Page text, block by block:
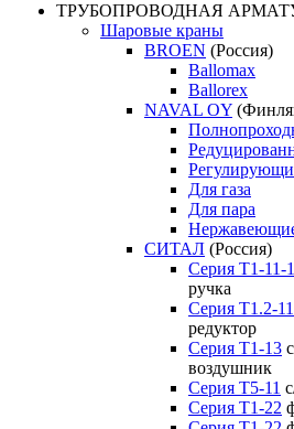
ТРУБОПРОВОДНАЯ
Шаровые краны
BROEN (Россия)
Ballomax
Ballorex
NAVAL OY
Для газа
Для пара
СИТАЛ (Россия)
Серия Т1-11-1
ручка
Серия Т1.2-11
редуктор
Серия Т1-13
воздушник
Серия T5-11
Серия Т1-22